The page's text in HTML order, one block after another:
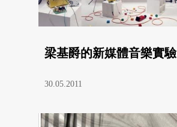
梁基爵的新媒體音樂實驗
30.05.2011